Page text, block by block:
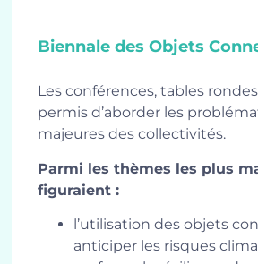
Biennale des Objets
Les conférences, tables
permis d’aborder les
majeures des collectivités.
Parmi les thèmes les plus
figuraient :
l’utilisation des objets
anticiper les risques